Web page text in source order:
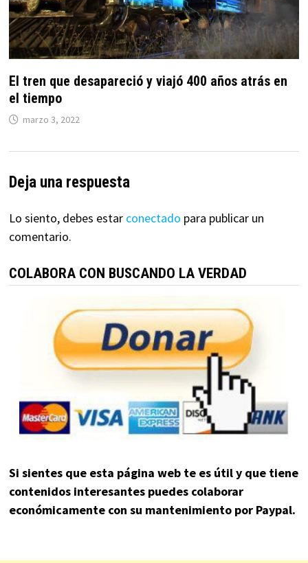
El tren que desapareció y viajó 400 años atrás en
el tiempo
marzo 3, 2022
Deja una respuesta
Lo siento, debes estar conectado para publicar un
comentario.
COLABORA CON BUSCANDO LA VERDAD
Si sientes que esta página web te es útil y que tiene
contenidos interesantes puedes colaborar
económicamente con su mantenimiento por Paypal.